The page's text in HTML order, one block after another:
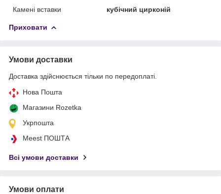
Камені вставки
кубічний цирконій
Приховати
Умови доставки
Доставка здійснюється тільки по передоплаті.
Нова Пошта
Магазини Rozetka
Укрпошта
Meest ПОШТА
Всі умови доставки
Умови оплати